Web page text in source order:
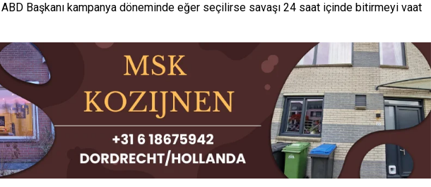
Başkanı kampanya döneminde eğer seçilirse savaşı 24 saat içinde bitirmeyi vaat